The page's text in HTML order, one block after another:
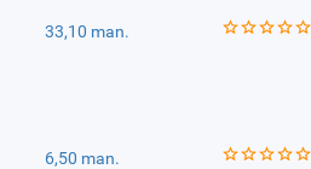
33,10 man.
6,50 man.